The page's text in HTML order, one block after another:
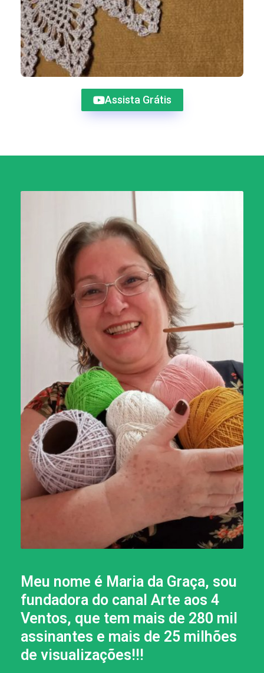
Assista Grátis
Meu nome é Maria da Graça, sou
fundadora do canal Arte aos 4
Ventos, que tem mais de 280 mil
assinantes e mais de 25 milhões
de visualizações!!!